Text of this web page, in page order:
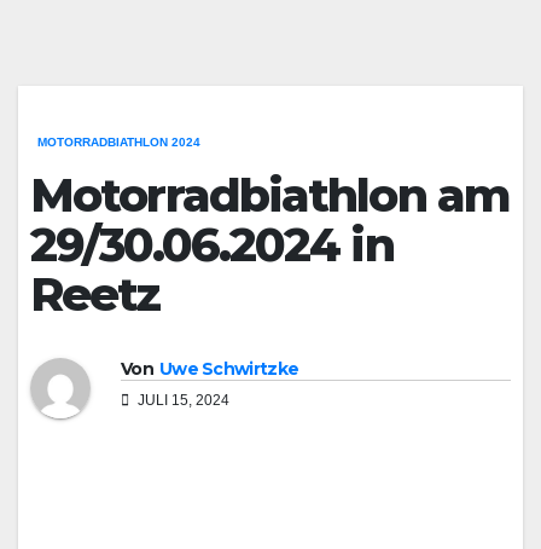
MOTORRADBIATHLON 2024
Motorradbiathlon am
29/30.06.2024 in
Reetz
Von Uwe Schwirtzke
JULI 15, 2024